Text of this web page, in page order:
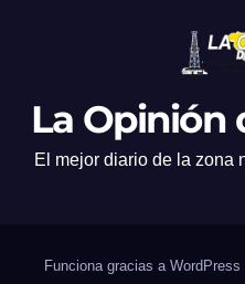
La Opinión
El mejor diario de la zona
Funciona gracias a WordPress